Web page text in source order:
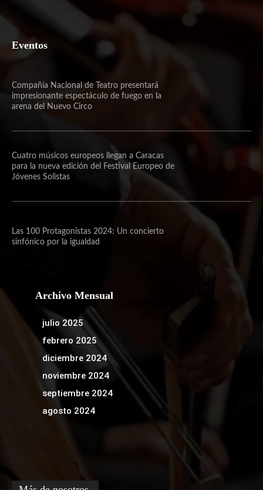
Eventos
Compañía Nacional de Teatro presentará
impresionante espectáculo de fuego en la
arena del Nuevo Circo
Cuatro músicos europeos llegan a Caracas
para la nueva edición del Festival Europeo de
Jóvenes Solistas
Las 100 Protagonistas 2024: Un concierto
sinfónico por la igualdad
Archivo Mensual
julio 2025
febrero 2025
diciembre 2024
noviembre 2024
septiembre 2024
agosto 2024